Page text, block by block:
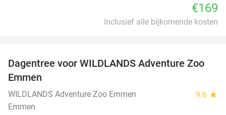
€169
Inclusief alle bijkomende kosten
24%
Dagentree voor WILDLANDS Adventure Zoo
Emmen
WILDLANDS Adventure Zoo Emmen 9.6 star
Emmen